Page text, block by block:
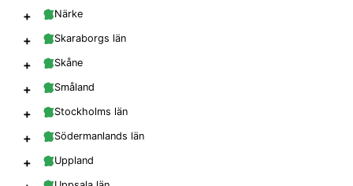
+ Närke
+ Skaraborgs län
+ Skåne
+ Småland
+ Stockholms län
+ Södermanlands län
+ Uppland